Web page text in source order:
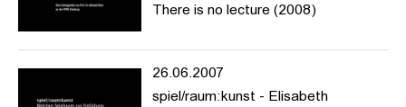
There is no lecture (2008)
26.06.2007
spiel/raum:kunst - Elisabeth